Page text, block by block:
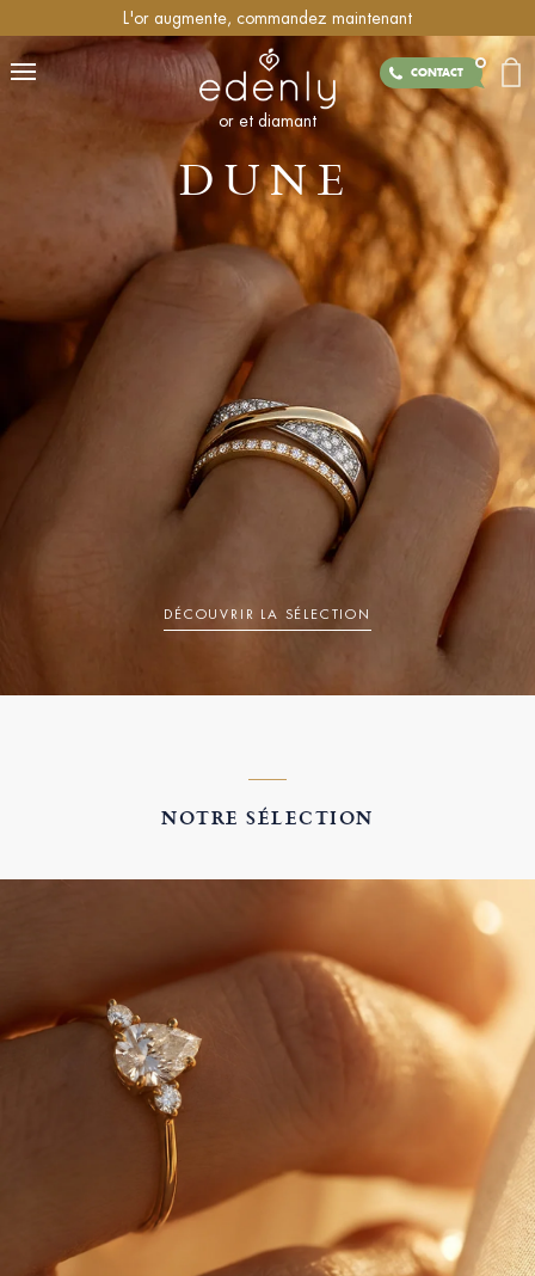
L'or augmente, commandez maintenant
CONTACT
or et diamant
DUNE
DÉCOUVRIR LA SÉLECTION
NOTRE SÉLECTION